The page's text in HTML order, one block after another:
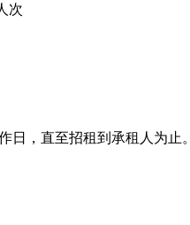
次
日，直至招租到承租人为止。